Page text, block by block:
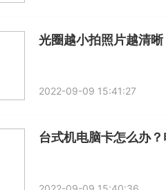
光圈越小拍照片越清
2022-09-09 15:41:27
台式机电脑卡怎么办